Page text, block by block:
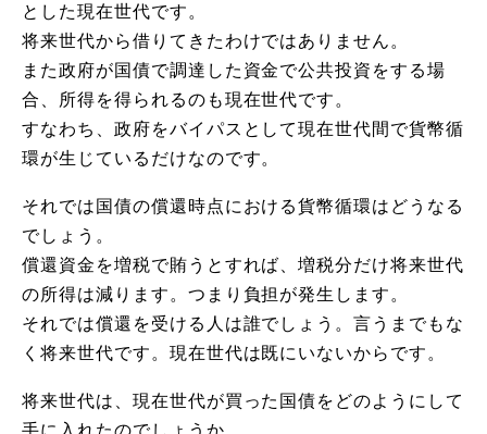
とした現在世代です。
将来世代から借りてきたわけではありません。
また政府が国債で調達した資金で公共投資をする場
合、所得を得られるのも現在世代です。
すなわち、政府をバイパスとして現在世代間で貨幣循
環が生じているだけなのです。
それでは国債の償還時点における貨幣循環はどうなる
でしょう。
償還資金を増税で賄うとすれば、増税分だけ将来世代
の所得は減ります。つまり負担が発生します。
それでは償還を受ける人は誰でしょう。言うまでもな
く将来世代です。現在世代は既にいないからです。
将来世代は、現在世代が買った国債をどのようにして
手に入れたのでしょうか。